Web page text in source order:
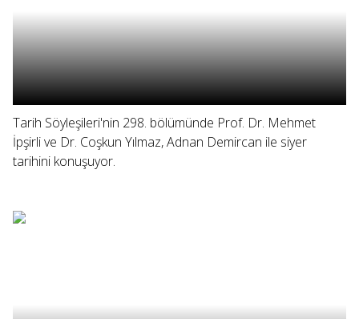
Tarih Söyleşileri'nin 298. bölümünde Prof. Dr. Mehmet
İpşirli ve Dr. Coşkun Yılmaz, Adnan Demircan ile siyer
tarihini konuşuyor.